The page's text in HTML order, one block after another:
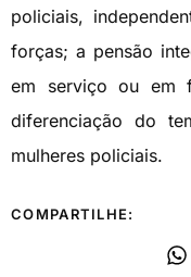
policiais,
forças; a pensão
em serviço ou em
diferenciação do
mulheres policiais.
COMPARTILHE: